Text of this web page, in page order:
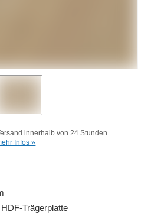
innerhalb von 24 Stunden
Infos »
Trägerplatte